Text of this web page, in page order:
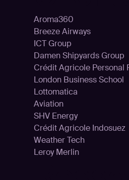
Aroma360
Breeze Airways
ICT Group
Damen Shipyards Group
Crédit Agricole Personal
London Business School
Lottomatica
Aviation
SHV Energy
Crédit Agricole Indosuez
Weather Tech
Leroy Merlin